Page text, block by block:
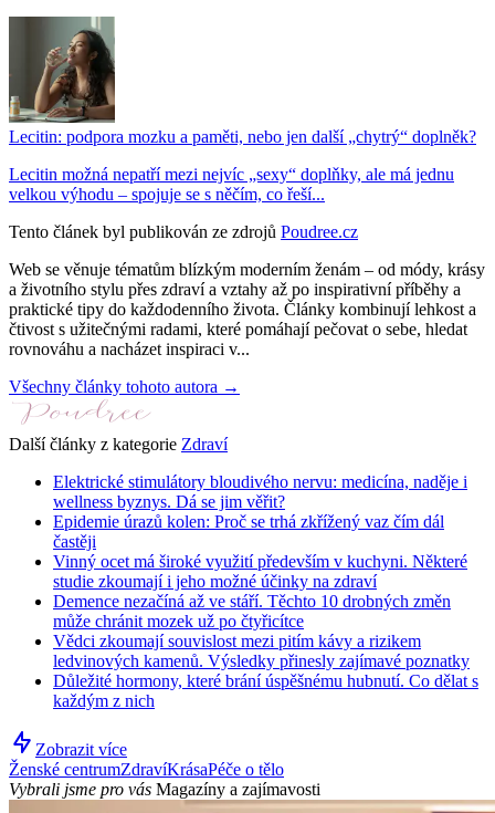
Lecitin: podpora mozku a paměti, nebo jen další „chytrý“ doplněk?
Lecitin možná nepatří mezi nejvíc „sexy“ doplňky, ale má jednu
velkou výhodu – spojuje se s něčím, co řeší...
Tento článek byl publikován ze zdrojů Poudree.cz
Web se věnuje tématům blízkým moderním ženám – od módy, krásy
a životního stylu přes zdraví a vztahy až po inspirativní příběhy a
praktické tipy do každodenního života. Články kombinují lehkost a
čtivost s užitečnými radami, které pomáhají pečovat o sebe, hledat
rovnováhu a nacházet inspiraci v...
Všechny články tohoto autora →
Další články z kategorie Zdraví
Elektrické stimulátory bloudivého nervu: medicína, naděje i
wellness byznys. Dá se jim věřit?
Epidemie úrazů kolen: Proč se trhá zkřížený vaz čím dál
častěji
Vinný ocet má široké využití především v kuchyni. Některé
studie zkoumají i jeho možné účinky na zdraví
Demence nezačíná až ve stáří. Těchto 10 drobných změn
může chránit mozek už po čtyřicítce
Vědci zkoumají souvislost mezi pitím kávy a rizikem
ledvinových kamenů. Výsledky přinesly zajímavé poznatky
Důležité hormony, které brání úspěšnému hubnutí. Co dělat s
každým z nich
Zobrazit více
Ženské centrumZdravíKrásaPéče o tělo
Vybrali jsme pro vás Magazíny a zajímavosti